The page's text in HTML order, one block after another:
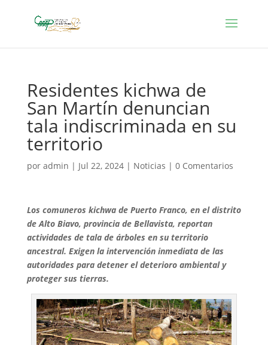
Residentes kichwa de
San Martín denuncian
tala indiscriminada en su
territorio
por admin | Jul 22, 2024| Noticias | 0 Comentarios
Los comuneros kichwa de Puerto Franco, en el distrito
de Alto Biavo, provincia de Bellavista, reportan
actividades de tala de árboles en su territorio
ancestral. Exigen la intervención inmediata de las
autoridades para detener el deterioro ambiental y
proteger sus tierras.